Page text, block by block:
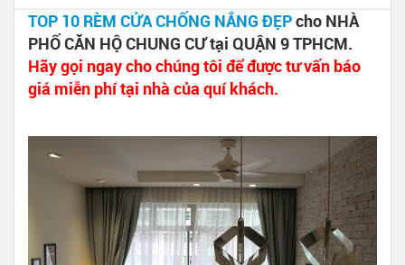
TOP 10 RÈM CỬA CHỐNG NẮNG ĐẸPcho NHÀ
PHỐ CĂN HỘ CHUNG CƯ tại QUẬN 9 TPHCM.
Hãy gọi ngay cho chúng tôi để được tư vấn báo
giá miễn phí tại nhà của quí khách.